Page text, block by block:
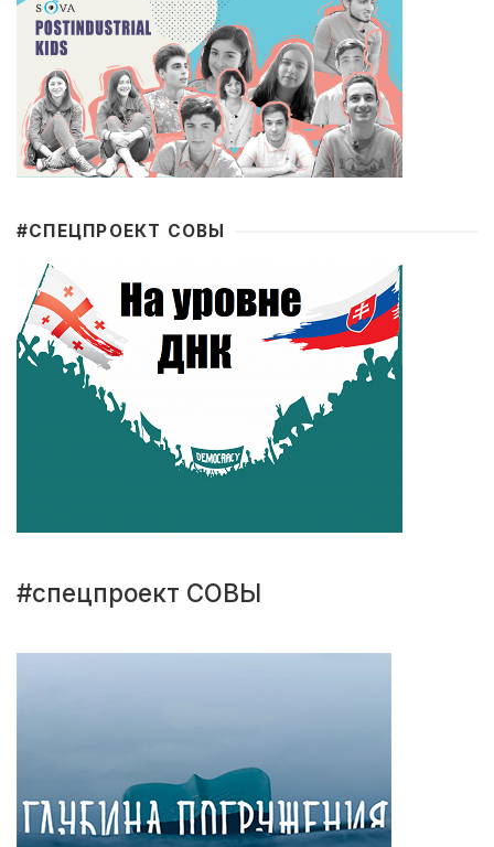
#CПЕЦПРОЕКТ СОВЫ
#спецпроект СОВЫ